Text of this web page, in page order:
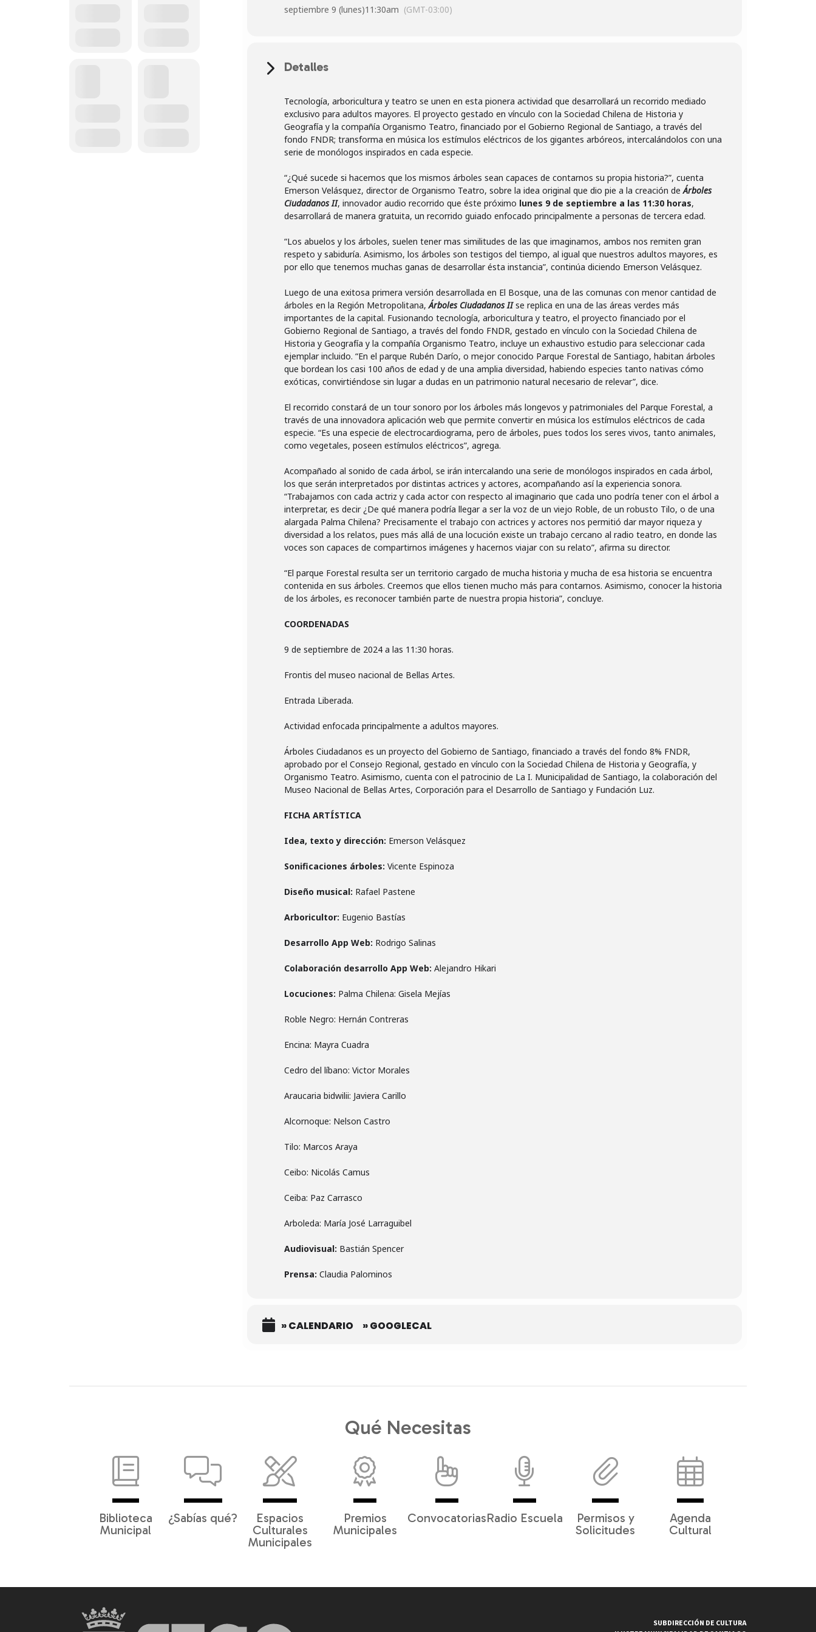
septiembre 9 (lunes)11:30am (GMT-03:00)
Detalles
Tecnología, arboricultura y teatro se unen en esta pionera actividad que desarrollará un recorrido mediado
exclusivo para adultos mayores. El proyecto gestado en vínculo con la Sociedad Chilena de Historia y
Geografía y la compañía Organismo Teatro, financiado por el Gobierno Regional de Santiago, a través del
fondo FNDR; transforma en música los estímulos eléctricos de los gigantes arbóreos, intercalándolos con una
serie de monólogos inspirados en cada especie.
“¿Qué sucede si hacemos que los mismos árboles sean capaces de contarnos su propia historia?”, cuenta
Emerson Velásquez, director de Organismo Teatro, sobre la idea original que dio pie a la creación deÁrboles
Ciudadanos II, innovador audio recorrido que éste próximo lunes 9 de septiembre a las 11:30 horas,
desarrollará de manera gratuita, un recorrido guiado enfocado principalmente a personas de tercera edad.
“Los abuelos y los árboles, suelen tener mas similitudes de las que imaginamos, ambos nos remiten gran
respeto y sabiduría. Asimismo, los árboles son testigos del tiempo, al igual que nuestros adultos mayores, es
por ello que tenemos muchas ganas de desarrollar ésta instancia”, continúa diciendo Emerson Velásquez.
Luego de una exitosa primera versión desarrollada en El Bosque, una de las comunas con menor cantidad de
árboles en la Región Metropolitana,Árboles Ciudadanos IIse replica en una de las áreas verdes más
importantes de la capital. Fusionando tecnología, arboricultura y teatro, el proyecto financiado por el
Gobierno Regional de Santiago, a través del fondo FNDR, gestado en vínculo con la Sociedad Chilena de
Historia y Geografía y la compañía Organismo Teatro, incluye un exhaustivo estudio para seleccionar cada
ejemplar incluido. “En el parque Rubén Darío, o mejor conocido Parque Forestal de Santiago, habitan árboles
que bordean los casi 100 años de edad y de una amplia diversidad, habiendo especies tanto nativas cómo
exóticas, convirtiéndose sin lugar a dudas en un patrimonio natural necesario de relevar”, dice.
El recorrido constará de un tour sonoro por los árboles más longevos y patrimoniales del Parque Forestal, a
través de una innovadora aplicación web que permite convertir en música los estímulos eléctricos de cada
especie. “Es una especie de electrocardiograma, pero de árboles, pues todos los seres vivos, tanto animales,
como vegetales, poseen estímulos eléctricos”, agrega.
Acompañado al sonido de cada árbol, se irán intercalando una serie de monólogos inspirados en cada árbol,
los que serán interpretados por distintas actrices y actores, acompañando así la experiencia sonora.
“Trabajamos con cada actriz y cada actor con respecto al imaginario que cada uno podría tener con el árbol a
interpretar, es decir ¿De qué manera podría llegar a ser la voz de un viejo Roble, de un robusto Tilo, o de una
alargada Palma Chilena? Precisamente el trabajo con actrices y actores nos permitió dar mayor riqueza y
diversidad a los relatos, pues más allá de una locución existe un trabajo cercano al radio teatro, en donde las
voces son capaces de compartirnos imágenes y hacernos viajar con su relato”, afirma su director.
“El parque Forestal resulta ser un territorio cargado de mucha historia y mucha de esa historia se encuentra
contenida en sus árboles. Creemos que ellos tienen mucho más para contarnos. Asimismo, conocer la historia
de los árboles, es reconocer también parte de nuestra propia historia”, concluye.
COORDENADAS
9 de septiembre de 2024 a las 11:30 horas.
Frontis del museo nacional de Bellas Artes.
Entrada Liberada.
Actividad enfocada principalmente a adultos mayores.
Árboles Ciudadanos es un proyecto del Gobierno de Santiago, financiado a través del fondo 8% FNDR,
aprobado por el Consejo Regional, gestado en vínculo con la Sociedad Chilena de Historia y Geografía, y
Organismo Teatro. Asimismo, cuenta con el patrocinio de La I. Municipalidad de Santiago, la colaboración del
Museo Nacional de Bellas Artes, Corporación para el Desarrollo de Santiago y Fundación Luz.
FICHA ARTÍSTICA
Idea, texto y dirección: Emerson Velásquez
Sonificaciones árboles: Vicente Espinoza
Diseño musical: Rafael Pastene
Arboricultor: Eugenio Bastías
Desarrollo App Web: Rodrigo Salinas
Colaboración desarrollo App Web: Alejandro Hikari
Locuciones: Palma Chilena: Gisela Mejías
Roble Negro: Hernán Contreras
Encina: Mayra Cuadra
Cedro del líbano: Victor Morales
Araucaria bidwilii: Javiera Carillo
Alcornoque: Nelson Castro
Tilo: Marcos Araya
Ceibo: Nicolás Camus
Ceiba: Paz Carrasco
Arboleda: María José Larraguibel
Audiovisual: Bastián Spencer
Prensa: Claudia Palominos
» CALENDARIO » GOOGLECAL
Qué Necesitas
Biblioteca
Municipal
¿Sabías qué?
Espacios
Culturales
Municipales
Premios
Municipales
ConvocatoriasRadio Escuela
Permisos y
Solicitudes
Agenda
Cultural
SUBDIRECCIÓN DE CULTURA